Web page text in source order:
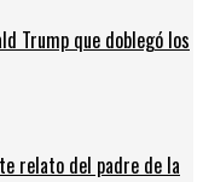
Trump que doblegó los
relato del padre de la